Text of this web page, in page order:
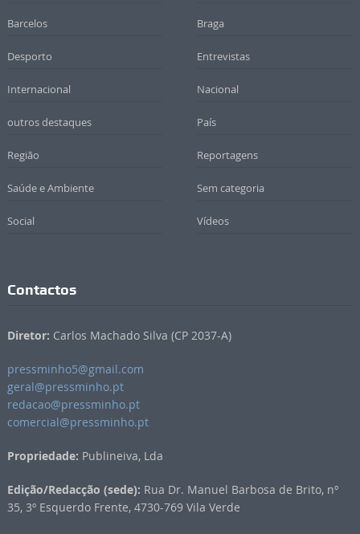
Barcelos Braga
Desporto Entrevistas
Internacional Nacional
outros destaques País
Região Reportagens
Saúde e Ambiente Sem categoria
Social Vídeos
Contactos
Diretor: Carlos Machado Silva (CP 2037-A)
pressminho5@gmail.com
geral@pressminho.pt
redacao@pressminho.pt
comercial@pressminho.pt
Propriedade: Publineiva, Lda
Edição/Redacção (sede): Rua Dr. Manuel Barbosa de Brito, nº
35, 3º Esquerdo Frente, 4730-769 Vila Verde